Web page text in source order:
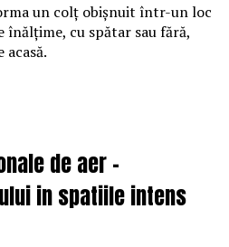
un colț obișnuit într-un loc
înălțime, cu spătar sau fără,
acasă.
de aer –
in spatiile intens